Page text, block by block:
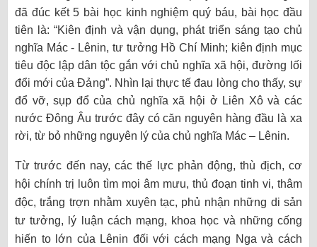
đã đúc kết 5 bài học kinh nghiệm quý báu, bài học đầu
tiên là: “Kiên định và vận dụng, phát triển sáng tạo chủ
nghĩa Mác - Lênin, tư tưởng Hồ Chí Minh; kiên định mục
tiêu độc lập dân tộc gắn với chủ nghĩa xã hội, đường lối
đổi mới của Đảng”. Nhìn lại thực tế đau lòng cho thấy, sự
đổ vỡ, sụp đổ của chủ nghĩa xã hội ở Liên Xô và các
nước Đông Âu trước đây có căn nguyên hàng đầu là xa
rời, từ bỏ những nguyên lý của chủ nghĩa Mác – Lênin.
Từ trước đến nay, các thế lực phản động, thù địch, cơ
hội chính trị luôn tìm mọi âm mưu, thủ đoạn tinh vi, thâm
độc, trắng trợn nhằm xuyên tạc, phủ nhận những di sản
tư tưởng, lý luận cách mạng, khoa học và những cống
hiến to lớn của Lênin đối với cách mạng Nga và cách